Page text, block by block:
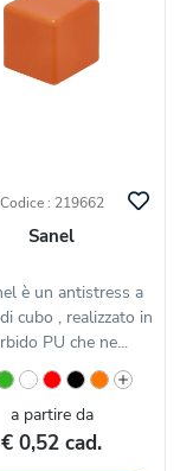
Codice : 219662
Sanel
è un antistress a
cubo , realizzato in
PU che ne...
a partire da
€ 0,52 cad.